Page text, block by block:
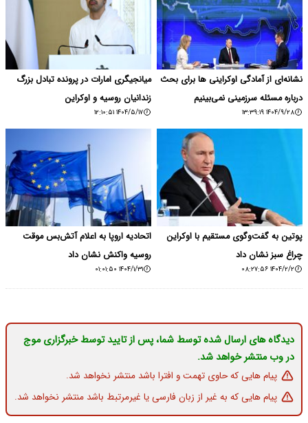
نشانه‌ای از آمادگی اوکراینی ها برای بحث
درباره مسئله سرزمینی نمی‌بینیم
۱۴۰۴/۹/۲۸ ۱۳:۳۹:۱۹
میانجیگری امارات در پرونده تبادل بزرگ
زندانیان روسیه و اوکراین
۱۴۰۴/۵/۱۷ ۱۲:۱۰:۵۱
پوتین به گفت‌وگوی مستقیم با اوکراین
چراغ سبز نشان داد
۱۴۰۴/۲/۲ ۰۸:۲۷:۵۶
اتحادیه اروپا به اعلام آتش‌بس موقت
روسیه واکنش نشان داد
۱۴۰۴/۱/۳۱ ۰۱:۰۱:۵۰
دیدگاه های ارسال شده توسط شما، پس از تایید توسط خبرگزاری موج
در وب منتشر خواهد شد.
پیام هایی که حاوی تهمت و افترا باشد منتشر نخواهد شد.
پیام هایی که به غیر از زبان فارسی یا غیرمرتبط باشد منتشر نخواهد شد.